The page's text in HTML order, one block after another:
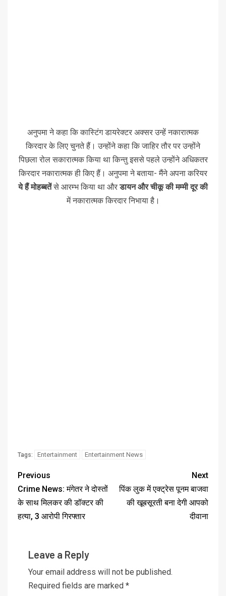
अनुपमा ने कहा कि कास्टिंग डायरेक्टर अक्सर उन्हें नकारात्मक
किरदार के लिए चुनते हैं। उन्होंने कहा कि जाहिर तौर पर उन्होंने
पिछला रोल सकारात्मक किया था किन्तु इससे पहले उन्होंने अधिकतर
किरदार नकारात्मक ही किए हैं। अनुपमा ने बताया- मैंने अपना करियर
ये हैं मोहब्बतेंसे आरम्भ किया था औरडायन और चीकू की मम्मी दूर की
में नकारात्मक किरदार निभाया है।
Tags: Entertainment Entertainment News
Previous
Crime News: मंगेतर ने दोस्तों
के साथ मिलकर की डॉक्टर की
हत्या, 3 आरोपी गिरफ्तार
Next
पिंक लुक में एक्ट्रेस पूनम बाजवा
की खूबसूरती बना देगी आपको
दीवाना
Leave a Reply
Your email address will not be published.
Required fields are marked *